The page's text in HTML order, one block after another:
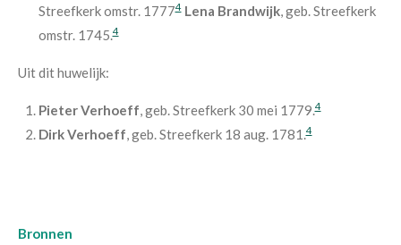
Streefkerk omstr. 17774 Lena Brandwijk, geb. Streefkerk
omstr. 1745.4
Uit dit huwelijk:
Pieter Verhoeff, geb. Streefkerk 30 mei 1779.4
Dirk Verhoeff, geb. Streefkerk 18 aug. 1781.4
Bronnen